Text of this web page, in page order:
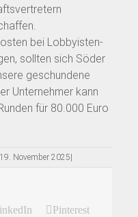
bei Lobbyisten-
sollten sich Söder
geschundene
Unternehmer kann
für 80.000 Euro
19. November 2025|
Pinterest